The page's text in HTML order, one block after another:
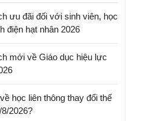
ưu đãi đối với sinh viên, học
điện hạt nhân 2026
mới về Giáo dục hiệu lực
học liên thông thay đổi thế
2026?